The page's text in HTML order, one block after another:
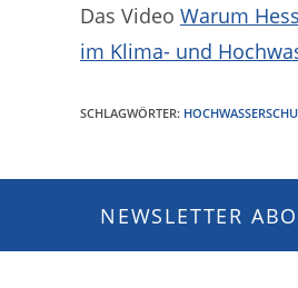
Das Video Warum
im Klima- und
SCHLAGWÖRTER:
NEWSLETTER